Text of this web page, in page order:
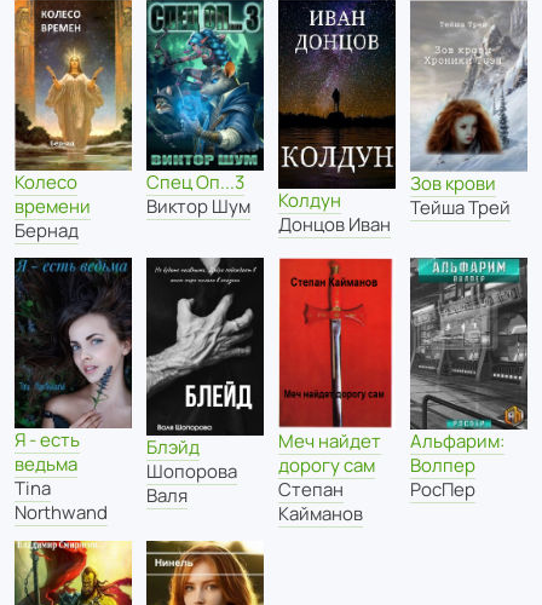
Колесо
времени
Бернад
Спец Оп...3
Виктор Шум
Колдун
Донцов Иван
Зов крови
Тейша Трей
Я - есть
ведьма
Tina
Northwand
Блэйд
Шопорова
Валя
Меч найдет
дорогу сам
Степан
Кайманов
Альфарим:
Волпер
РосПер